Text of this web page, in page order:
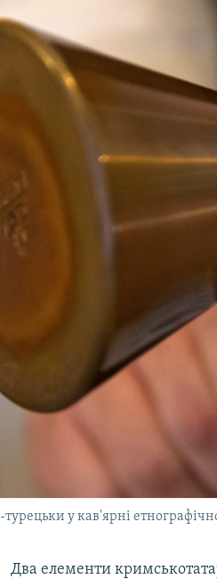
у кав'ярні
Два елементи